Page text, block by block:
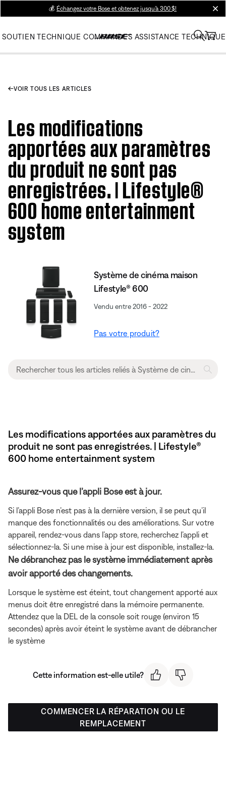
💰 Échangez votre Bose et obtenez jusqu’à 300 $!
SOUTIEN TECHNIQUE COMMANDES ASSISTANCE TECHNIQUE
VOIR TOUS LES ARTICLES
Les modifications
apportées aux paramètres
du produit ne sont pas
enregistrées. | Lifestyle®
600 home entertainment
system
Système de cinéma maison
Lifestyle® 600
Vendu entre 2016 - 2022
Pas votre produit?
Les modifications apportées aux paramètres du
produit ne sont pas enregistrées. | Lifestyle®
600 home entertainment system
Assurez-vous que l’appli Bose est à jour.
Si l’appli Bose n’est pas à la dernière version, il se peut qu’il
manque des fonctionnalités ou des améliorations. Sur votre
appareil, rendez-vous dans l’app store, recherchez l’appli et
sélectionnez-la. Si une mise à jour est disponible, installez-la.
Ne débranchez pas le système immédiatement après
avoir apporté des changements.
Lorsque le système est éteint, tout changement apporté aux
menus doit être enregistré dans la mémoire permanente.
Attendez que la DEL de la console soit rouge (environ 15
secondes) après avoir éteint le système avant de débrancher
le système
Cette information est-elle utile?
COMMENCER LA RÉPARATION OU LE
REMPLACEMENT